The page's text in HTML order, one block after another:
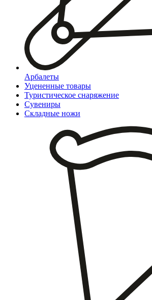
Арбалеты
Уцененные товары
Туристическое снаряжение
Сувениры
Складные ножи